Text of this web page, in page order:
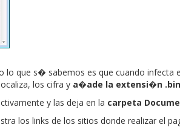
que s� sabemos es que cuando infecta
los cifra y a�ade la extensi�n .bin
y las deja en la carpeta
los links de los sitios donde realizar el